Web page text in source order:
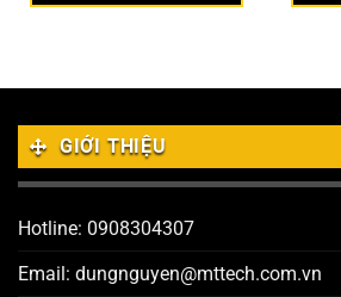
GIỚI THIỆU
Hotline: 0908304307
Email: dungnguyen@mttech.com.vn